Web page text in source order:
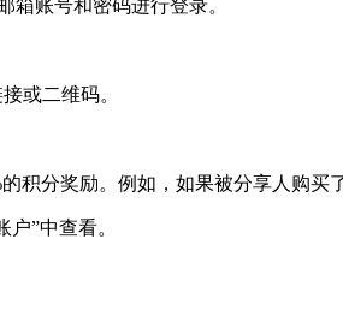
箱账号和密码进行登录。
或二维码。
积分奖励。例如，如果被分享人购
户”中查看。